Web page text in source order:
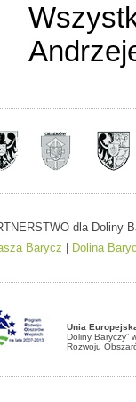
dla
Barycz Dolina
Unia
Doliny Baryczy”
Rozwoju